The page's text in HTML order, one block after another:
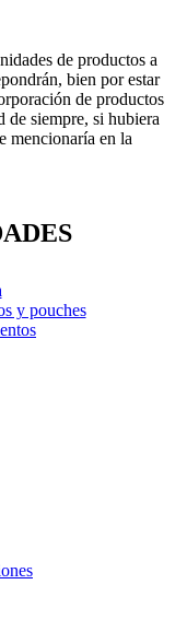
de productos a
bien por estar
de productos
de siempre, si hubiera
mencionaría en la